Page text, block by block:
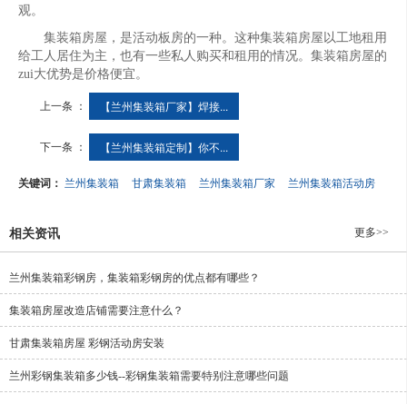
观。
集装箱房屋，是活动板房的一种。这种集装箱房屋以工地租用
给工人居住为主，也有一些私人购买和租用的情况。集装箱房屋的
zui大优势是价格便宜。
上一条 ： 【兰州集装箱厂家​】焊接...
下一条 ： 【兰州集装箱定制​】你不...
关键词： 兰州集装箱 甘肃集装箱 兰州集装箱厂家​ 兰州集装箱活动房
相关资讯 更多>>
兰州集装箱彩钢房，集装箱彩钢房的优点都有哪些？
集装箱房屋改造店铺需要注意什么？
甘肃集装箱房屋 彩钢活动房安装
兰州彩钢集装箱多少钱--彩钢集装箱需要特别注意哪些问题